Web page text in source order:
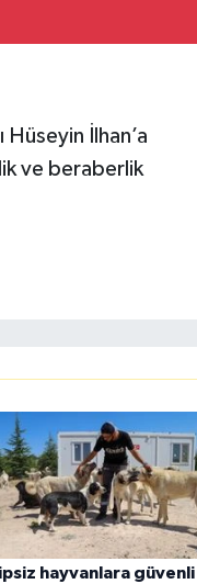
Hüseyin İlhan’a
ve beraberlik
hayvanlara güvenli